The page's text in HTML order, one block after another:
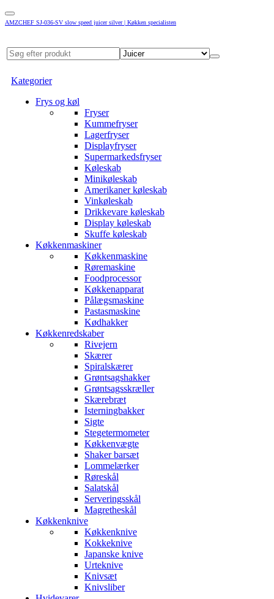
AMZCHEF SJ-036-SV slow speed juicer silver | Køkken specialisten
Kategorier
Frys og køl
Fryser
Kummefryser
Lagerfryser
Displayfryser
Supermarkedsfryser
Køleskab
Minikøleskab
Amerikaner køleskab
Vinkøleskab
Drikkevare køleskab
Display køleskab
Skuffe køleskab
Køkkenmaskiner
Køkkenmaskine
Røremaskine
Foodprocessor
Køkkenapparat
Pålægsmaskine
Pastasmaskine
Kødhakker
Køkkenredskaber
Rivejern
Skærer
Spiralskærer
Grøntsagshakker
Grøntsagsskræller
Skærebræt
Isterningbakker
Sigte
Stegetermometer
Køkkenvægte
Shaker barsæt
Lommelærker
Røreskål
Salatskål
Serveringsskål
Magretheskål
Køkkenknive
Køkkenknive
Kokkeknive
Japanske knive
Urteknive
Knivsæt
Knivsliber